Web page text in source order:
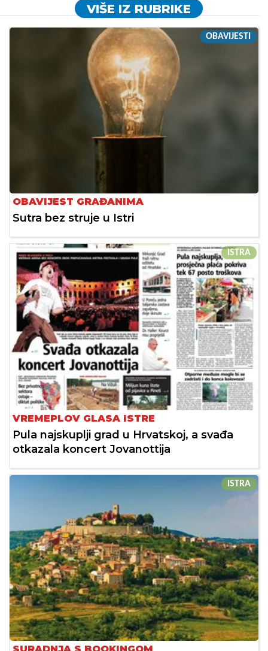
VIŠE IZ RUBRIKE
OBAVIJESTI
OBAVIJEST GRAĐANIMA
Sutra bez struje u Istri
ISTRA
VREMEPLOV GLASA ISTRE
Pula najskuplji grad u Hrvatskoj, a svađa
otkazala koncert Jovanottija
ISTRA